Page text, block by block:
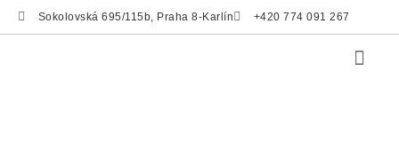
Sokolovská 695/115b, Praha 8-Karlín +420 774 091 267